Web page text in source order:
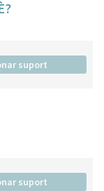
suport
suport